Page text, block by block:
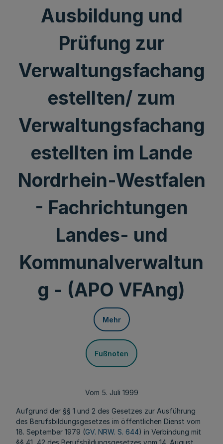
Ausbildung und
Prüfung zur
Verwaltungsfachang
estellten/ zum
Verwaltungsfachang
estellten im Lande
Nordrhein-Westfalen
- Fachrichtungen
Landes- und
Kommunalverwaltun
g - (APO VFAng)
Mehr
Fußnoten
Vom 5. Juli 1999
Aufgrund der §§ 1 und 2 des Gesetzes zur Ausführung
des Berufsbildungsgesetzes im öffentlichen Dienst vom
18. September 1979 (GV. NRW. S. 644) in Verbindung mit
§§ 41, 42 des Berufsbildungsgesetzes vom 14. August